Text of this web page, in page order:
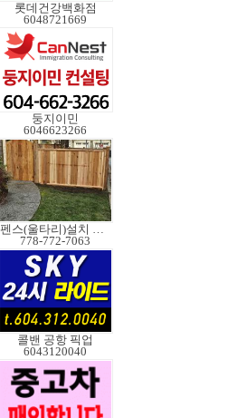
롯데건강백화점
6048721669
둥지이민
6046623266
펜스(울타리)설치 수리
778-772-7063
콜밴 공항 픽업
6043120040